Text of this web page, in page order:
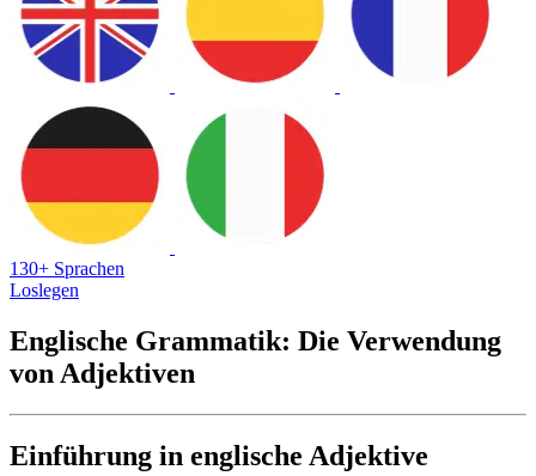
130+ Sprachen
Loslegen
Englische Grammatik: Die Verwendung
von Adjektiven
Einführung in englische Adjektive